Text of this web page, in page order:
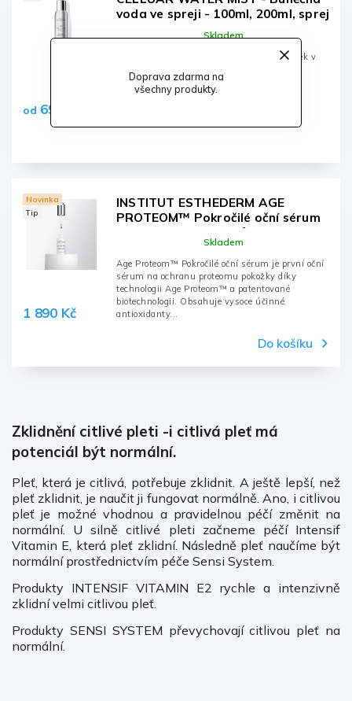
Doprava zdarma na
všechny produkty.
voda ve spreji - 100ml, 200ml, sprej
Skladem
od 690 Kč
Buněčná voda ve spreji je základní přípravek v
Zklidňuje, hydratuje a omlazuje pleť. Bez
parfemace. Vhodná i pro velmi...
Novinka
Tip
INSTITUT ESTHEDERM AGE
PROTEOM™ Pokročilé oční sérum
pro ochranu proteinů a mládí pleti
Skladem
1 890 Kč
Do košíku
Age Proteom™ Pokročilé oční sérum je první oční
sérum na ochranu proteomu pokožky díky
technologii Age Proteom™ a patentované
biotechnologii. Obsahuje vysoce účinné
antioxidanty...
Zklidnění citlivé pleti -i citlivá pleť má
potenciál být normální.
Pleť, která je citlivá, potřebuje zklidnit. A ještě lepší, než
pleť zklidnit, je naučit ji fungovat normálně. Ano, i citlivou
pleť je možné vhodnou a pravidelnou péčí změnit na
normální. U silně citlivé pleti začneme péčí Intensif
Vitamin E, která pleť zklidní. Následně pleť naučíme být
normální prostřednictvím péče Sensi System.
Produkty INTENSIF VITAMIN E2 rychle a intenzivně
zklidní velmi citlivou pleť.
Produkty SENSI SYSTEM převychovají citlivou pleť na
normální.